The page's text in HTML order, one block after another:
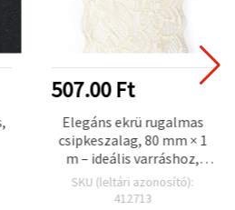
507.00 Ft
Elegáns ekrü rugalmas
csipkeszalag, 80 mm × 1
m – ideális varráshoz,
kreatív hobbihoz és
esküvői dekorációhoz
SKU (leltári azonosító):
412713